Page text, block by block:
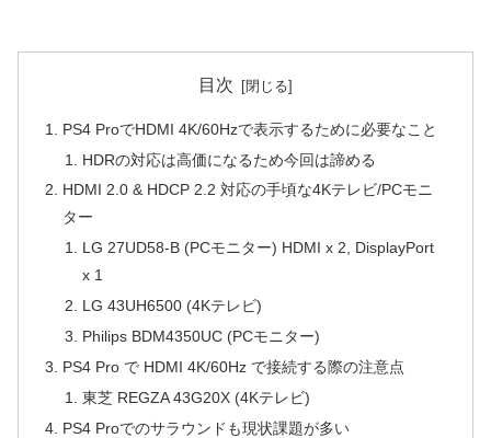
目次
PS4 ProでHDMI 4K/60Hzで表示するために必要なこと
HDRの対応は高価になるため今回は諦める
HDMI 2.0 & HDCP 2.2 対応の手頃な4Kテレビ/PCモニ
ター
LG 27UD58-B (PCモニター) HDMI x 2, DisplayPort
x 1
LG 43UH6500 (4Kテレビ)
Philips BDM4350UC (PCモニター)
PS4 Pro で HDMI 4K/60Hz で接続する際の注意点
東芝 REGZA 43G20X (4Kテレビ)
PS4 Proでのサラウンドも現状課題が多い